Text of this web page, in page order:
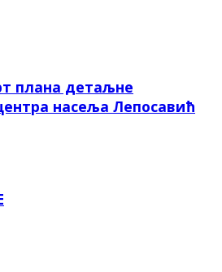
плана детаљне
насеља Лепосавић